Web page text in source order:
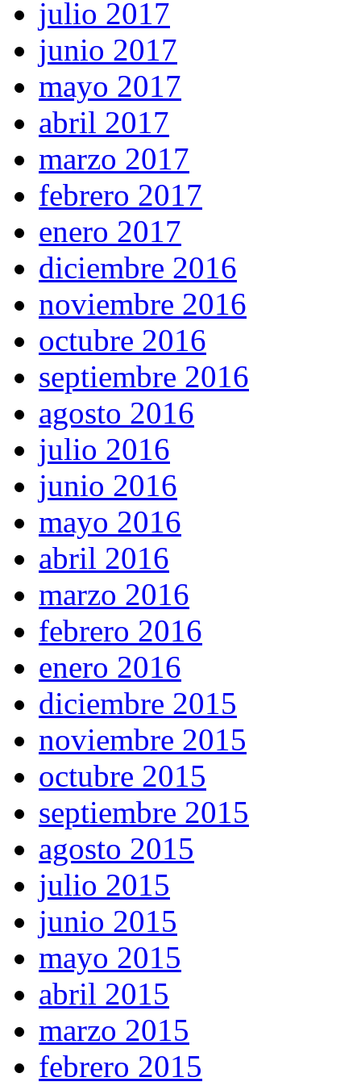
julio 2017
junio 2017
mayo 2017
abril 2017
marzo 2017
febrero 2017
enero 2017
diciembre 2016
noviembre 2016
octubre 2016
septiembre 2016
agosto 2016
julio 2016
junio 2016
mayo 2016
abril 2016
marzo 2016
febrero 2016
enero 2016
diciembre 2015
noviembre 2015
octubre 2015
septiembre 2015
agosto 2015
julio 2015
junio 2015
mayo 2015
abril 2015
marzo 2015
febrero 2015